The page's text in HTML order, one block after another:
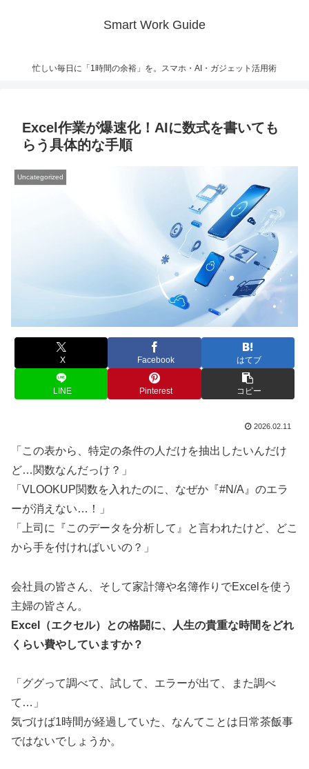
Smart Work Guide
忙しい毎日に「1時間の余裕」を。スマホ・AI・ガジェット活用術
Excel作業が爆速化！AIに数式を書いても
らう具体的な手順
Uncategorized
X Facebook はてブ
LINE Pinterest コピー
2026.02.11
「この表から、特定の条件の人だけを抽出したいんだけ
ど…関数なんだっけ？」
「VLOOKUP関数を入れたのに、なぜか『#N/A』のエラ
ーが消えない…！」
「上司に『このデータを分析して』と言われたけど、どこ
から手を付ければいいの？」
会社員の皆さん、そして家計簿や名簿作りでExcelを使う
主婦の皆さん。
Excel（エクセル）との格闘に、人生の貴重な時間をどれ
くらい費やしていますか？
「ググって調べて、試して、エラーが出て、また調べ
て…」
気づけば1時間が経過していた、なんてことは日常茶飯事
ではないでしょうか。